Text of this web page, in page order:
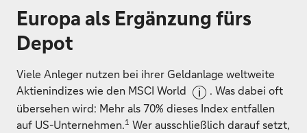
Europa als Ergänzung fürs
Depot
Viele Anleger nutzen bei ihrer Geldanlage weltweite
Aktienindizes wie den MSCI World
. Was dabei oft
übersehen wird: Mehr als 70% dieses Index entfallen
auf US-Unternehmen.1 Wer ausschließlich darauf setzt,